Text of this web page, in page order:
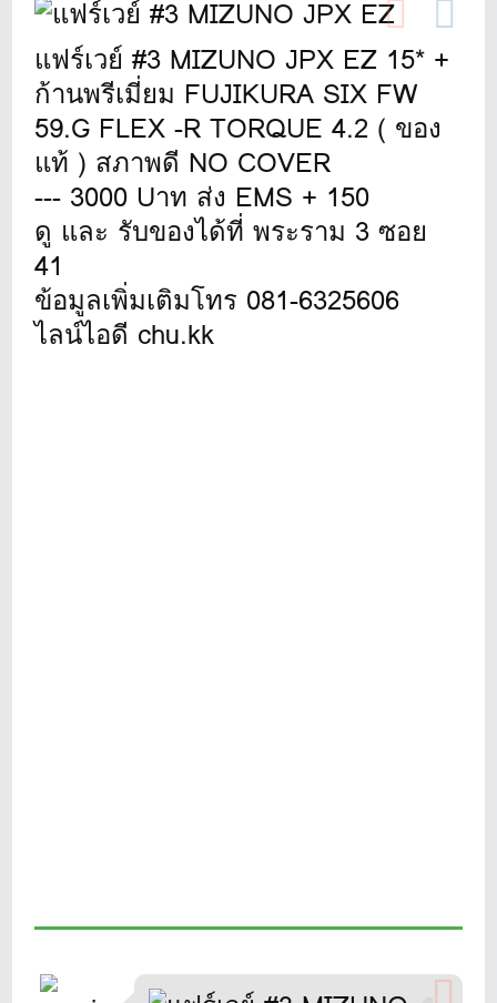
แฟร์เวย์ #3 MIZUNO JPX EZ 15* +
ก้านพรีเมี่ยม FUJIKURA SIX FW
59.G FLEX -R TORQUE 4.2 ( ของ
แท้ ) สภาพดี NO COVER
--- 3000 Uาท ส่ง EMS + 150
ดู และ รับของได้ที่ พระราม 3 ซอย
41
ข้อมูลเพิ่มเติมโทร 081-6325606
ไลน์ไอดี chu.kk